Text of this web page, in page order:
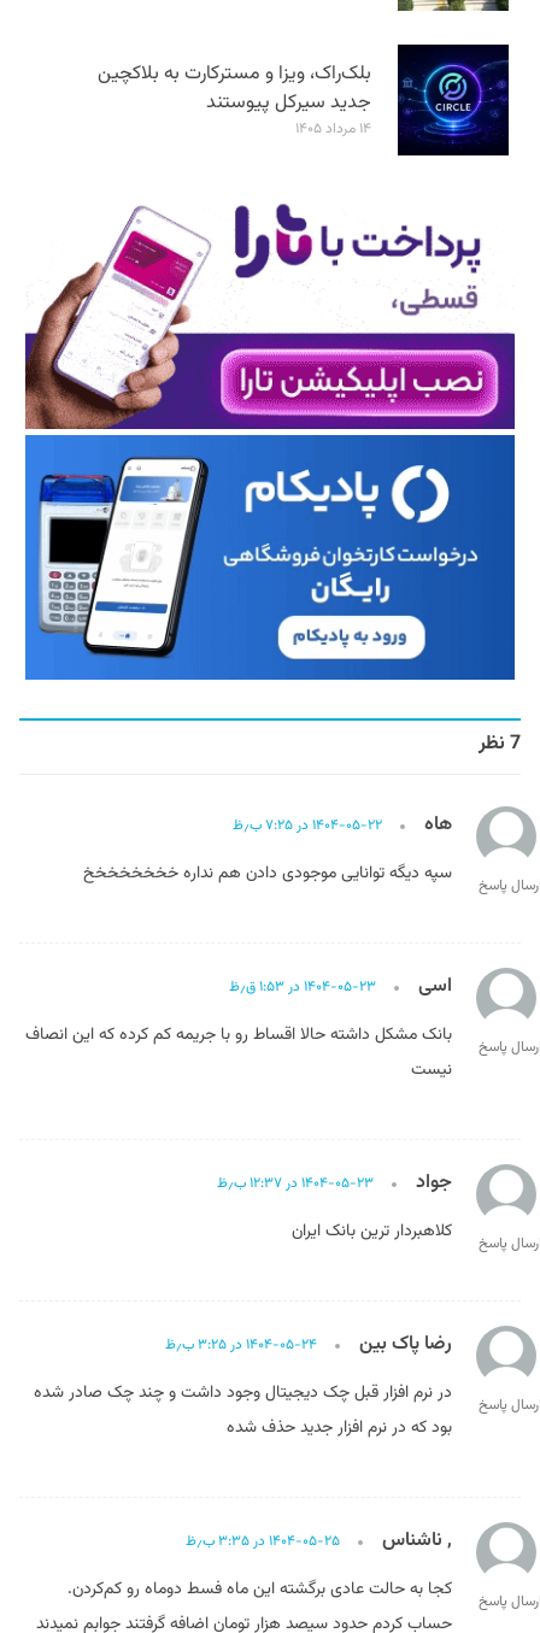
بلک‌راک، ویزا و مسترکارت به بلاکچین
جدید سیرکل پیوستند
۱۴ مرداد ۱۴۰۵
7 نظر
هاه ۱۴۰۴-۰۵-۲۲ در ۷:۲۵ ب٫ظ
سپه دیگه توانایی موجودی دادن هم نداره خخخخخخخخ پاسخ
اسی ۱۴۰۴-۰۵-۲۳ در ۱:۵۳ ق٫ظ
بانک مشکل داشته حالا اقساط رو با جریمه کم کرده که این انصاف
نیست
پاسخ
جواد ۱۴۰۴-۰۵-۲۳ در ۱۲:۳۷ ب٫ظ
کلاهبردار ترین بانک ایران پاسخ
رضا پاک بین ۱۴۰۴-۰۵-۲۴ در ۳:۲۵ ب٫ظ
در نرم افزار قبل چک دیجیتال وجود داشت و چند چک صادر شده
بود که در نرم افزار جدید حذف شده
پاسخ
, ناشناس ۱۴۰۴-۰۵-۲۵ در ۳:۳۵ ب٫ظ
کجا به حالت عادی برگشته این ماه فسط دوماه رو کم‌کردن.
حساب کردم حدود سیصد هزار تومان اضافه گرفتند جوابم نمیدند
پاسخ